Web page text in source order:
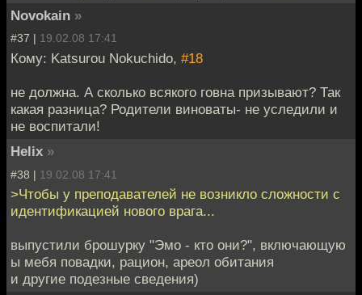
Novokain »
#37 | 19.02.08 17:41
Кому: Katsurou Nokuchido, #18
не должна. А сколько всякого говна призывают? Так
какая разница? Родители виноваты- не уследили и
не воспитали!
Helix »
#38 | 19.02.08 17:41
>Чтобы у преподавателей не возникло сложности с
идентификацией нового врага...
выпустили брошурку "Эмо - кто они?", включающую
ы мебя повадки, рацион, ареол обитания
и другие подезные сведения)